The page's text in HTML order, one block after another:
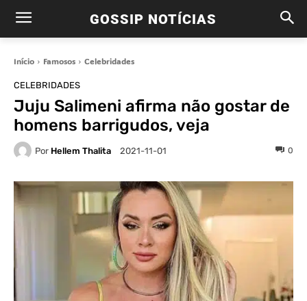
GOSSIP NOTÍCIAS
Início Famosos Celebridades
CELEBRIDADES
Juju Salimeni afirma não gostar de
homens barrigudos, veja
Por Hellem Thalita 2021-11-01 0